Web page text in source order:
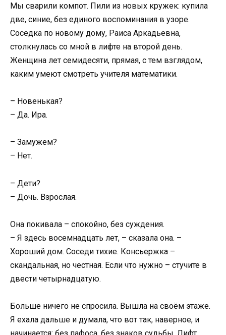
Мы сварили компот. Пили из новых кружек: купила
две, синие, без единого воспоминания в узоре.
Соседка по новому дому, Раиса Аркадьевна,
столкнулась со мной в лифте на второй день.
Женщина лет семидесяти, прямая, с тем взглядом,
каким умеют смотреть учителя математики.
– Новенькая?
– Да. Ира.
– Замужем?
– Нет.
– Дети?
– Дочь. Взрослая.
Она покивала – спокойно, без суждения.
– Я здесь восемнадцать лет, – сказала она. –
Хороший дом. Соседи тихие. Консьержка –
скандальная, но честная. Если что нужно – стучите в
двести четырнадцатую.
Больше ничего не спросила. Вышла на своём этаже.
Я ехала дальше и думала, что вот так, наверное, и